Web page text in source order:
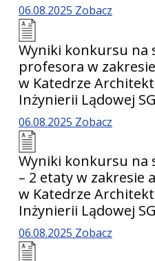
06.08.2025 Zobacz
Wyniki konkursu na
profesora w
w Katedrze
Inżynierii Lądowej
06.08.2025 Zobacz
Wyniki konkursu na
– 2 etaty w zakresie
w Katedrze
Inżynierii Lądowej
06.08.2025 Zobacz